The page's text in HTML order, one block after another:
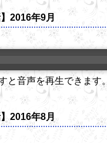
2016年9月
と音声を再生できます。
】2016年8月